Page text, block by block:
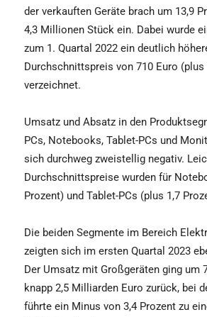
der verkauften Geräte brach um 13,9
4,3 Millionen Stück ein. Dabei wurde
zum 1. Quartal 2022 ein deutlich
Durchschnittspreis von 710 Euro (plus
verzeichnet.
Umsatz und Absatz in den
PCs, Notebooks, Tablet-PCs und
sich durchweg zweistellig negativ.
Durchschnittspreise wurden für
Prozent) und Tablet-PCs (plus 1,7
Die beiden Segmente im Bereich
zeigten sich im ersten Quartal 2023
Der Umsatz mit Großgeräten ging um
knapp 2,5 Milliarden Euro zurück, bei
führte ein Minus von 3,4 Prozent zu